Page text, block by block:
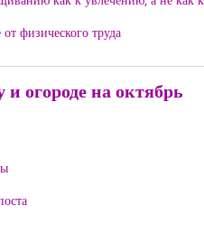
физического труда
и огороде на октябрь